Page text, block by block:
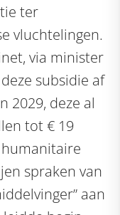
ter
vluchtelingen.
via minister
subsidie af
2029, deze al
tot € 19
spraken van
aan